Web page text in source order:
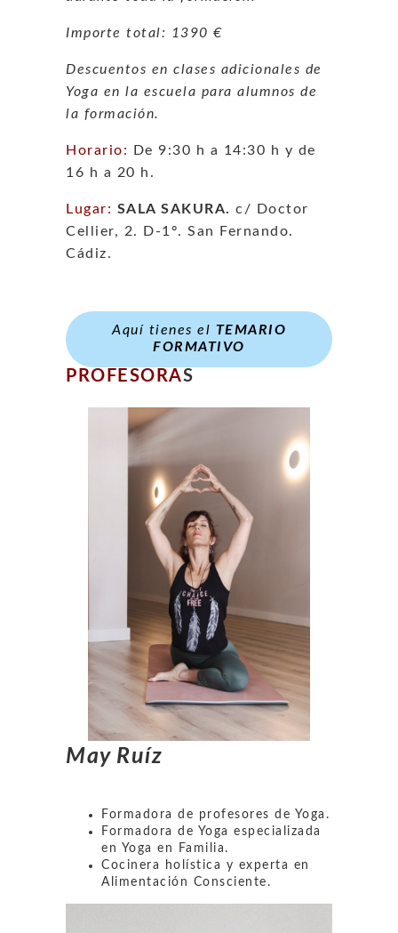
Importe total: 1390 €
Descuentos en clases adicionales de
Yoga en la escuela para alumnos de
la formación.
Horario: De 9:30 h a 14:30 h y de
16 h a 20 h.
Lugar: SALA SAKURA. c/ Doctor
Cellier, 2. D-1º. San Fernando.
Cádiz.
Aquí tienes el TEMARIO
FORMATIVO
PROFESORAS
May Ruíz
Formadora de profesores de Yoga.
Formadora de Yoga especializada
en Yoga en Familia.
Cocinera holística y experta en
Alimentación Consciente.